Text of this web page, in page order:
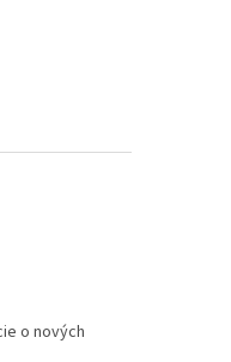
o nových